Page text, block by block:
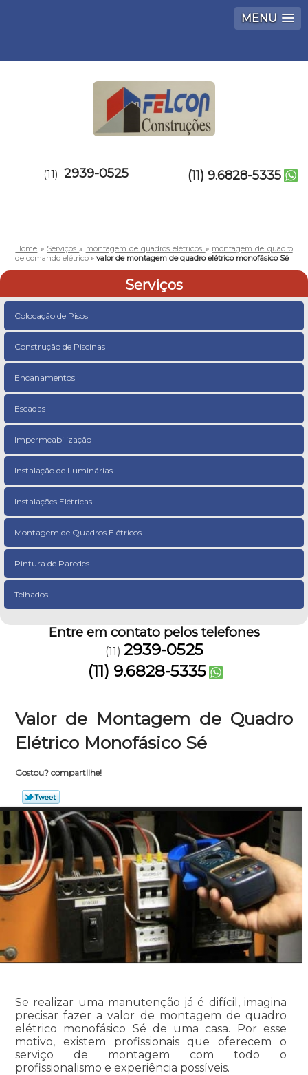
MENU
(11) 2939-0525 (11) 9.6828-5335
Home » Serviços» montagem de quadros elétricos » montagem de quadro
de comando elétrico»valor de montagem de quadro elétrico monofásico Sé
Serviços
Colocação de Pisos
Construção de Piscinas
Encanamentos
Escadas
Impermeabilização
Instalação de Luminárias
Instalações Elétricas
Montagem de Quadros Elétricos
Pintura de Paredes
Telhados
Entre em contato pelos telefones
(11) 2939-0525
(11) 9.6828-5335
Valor de Montagem de Quadro
Elétrico Monofásico Sé
Gostou? compartilhe!
Se realizar uma manutenção já é difícil, imagina
precisar fazer a valor de montagem de quadro
elétrico monofásico Sé de uma casa. Por esse
motivo, existem profissionais que oferecem o
serviço de montagem com todo o
profissionalismo e experiência possíveis.